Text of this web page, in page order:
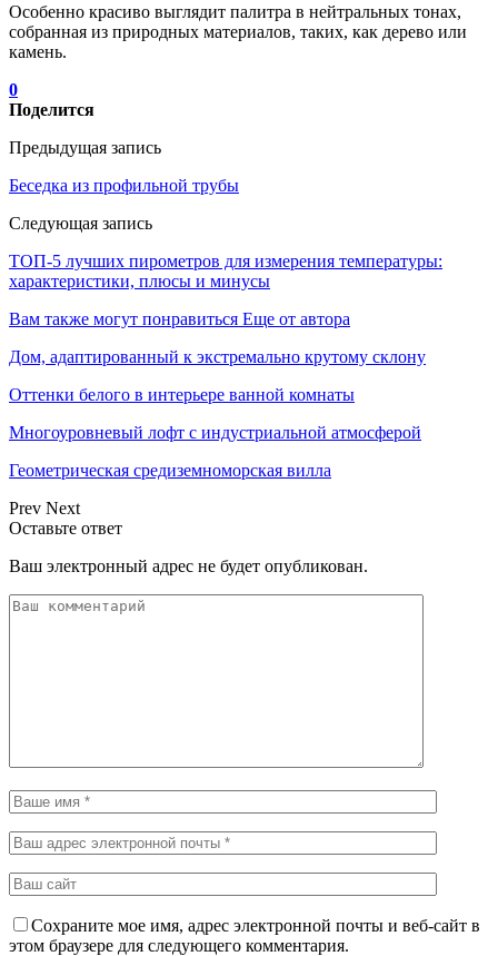
Особенно красиво выглядит палитра в нейтральных тонах,
собранная из природных материалов, таких, как дерево или
камень.
0
Поделится
Предыдущая запись
Беседка из профильной трубы
Следующая запись
ТОП-5 лучших пирометров для измерения температуры:
характеристики, плюсы и минусы
Вам также могут понравиться Еще от автора
Дом, адаптированный к экстремально крутому склону
Оттенки белого в интерьере ванной комнаты
Многоуровневый лофт с индустриальной атмосферой
Геометрическая средиземноморская вилла
Prev Next
Оставьте ответ
Ваш электронный адрес не будет опубликован.
Сохраните мое имя, адрес электронной почты и веб-сайт в
этом браузере для следующего комментария.